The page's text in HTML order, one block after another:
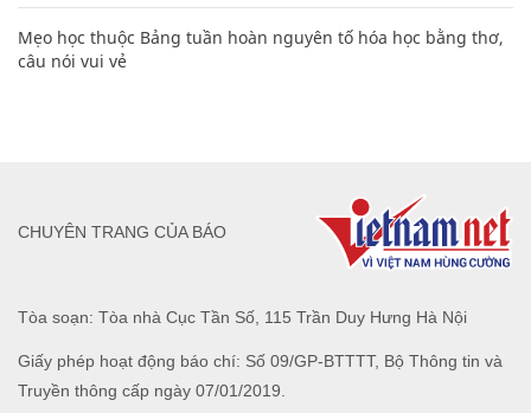
Mẹo học thuộc Bảng tuần hoàn nguyên tố hóa học bằng thơ,
câu nói vui vẻ
Tòa soạn: Tòa nhà Cục Tần Số, 115 Trần Duy Hưng Hà Nội
Giấy phép hoạt động báo chí: Số 09/GP-BTTTT, Bộ Thông tin và
Truyền thông cấp ngày 07/01/2019.
CHUYÊN TRANG CỦA BÁO